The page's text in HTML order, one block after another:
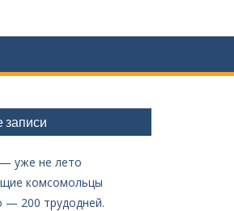
— уже не лето
комсомольцы
— 200 трудодней.